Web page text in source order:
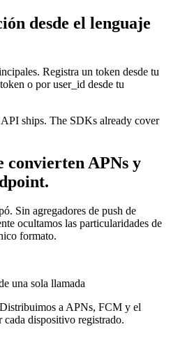
desde el lenguaje
Registra un token desde tu
o por user_id desde tu
ships. The SDKs already cover
convierten APNs y
Sin agregadores de push de
ocultamos las particularidades de
formato.
una sola llamada
a APNs, FCM y el
dispositivo registrado.